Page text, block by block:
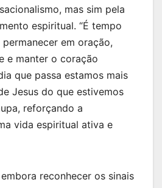
mas sim pela
espiritual. “É tempo
em oração,
e manter o coração
que passa estamos mais
Jesus do que estivemos
reforçando a
vida espiritual ativa e
reconhecer os sinais